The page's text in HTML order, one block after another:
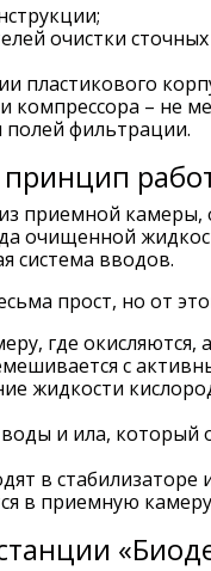
очистки
пластикового
компрессора – не
полей фильтрации.
принцип
приемной
очищенной
система вводов.
прост, но от
где
с
жидкости
и ила,
в
в приемную